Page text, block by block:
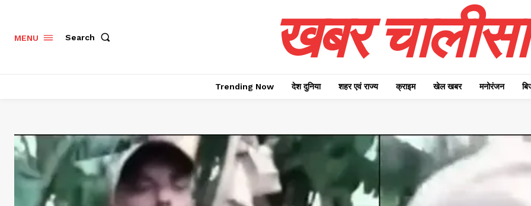
MENU Search खबर चालीसा
Trending Now देश दुनिया शहर एवं राज्य क्राइम खेल खबर मनोरंजन